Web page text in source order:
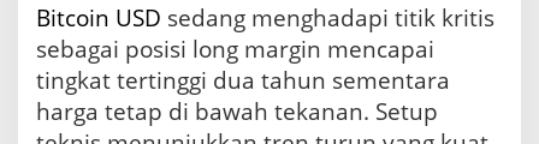
Bitcoin USD sedang menghadapi titik kritis
sebagai posisi long margin mencapai
tingkat tertinggi dua tahun sementara
harga tetap di bawah tekanan. Setup